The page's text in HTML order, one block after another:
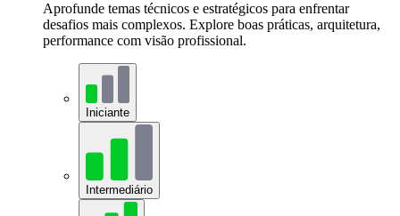
Aprofunde temas técnicos e estratégicos para enfrentar
desafios mais complexos. Explore boas práticas, arquitetura,
performance com visão profissional.
Iniciante
Intermediário